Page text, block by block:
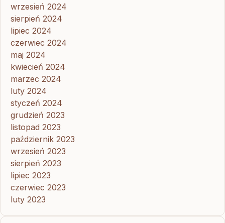
wrzesień 2024
sierpień 2024
lipiec 2024
czerwiec 2024
maj 2024
kwiecień 2024
marzec 2024
luty 2024
styczeń 2024
grudzień 2023
listopad 2023
październik 2023
wrzesień 2023
sierpień 2023
lipiec 2023
czerwiec 2023
luty 2023